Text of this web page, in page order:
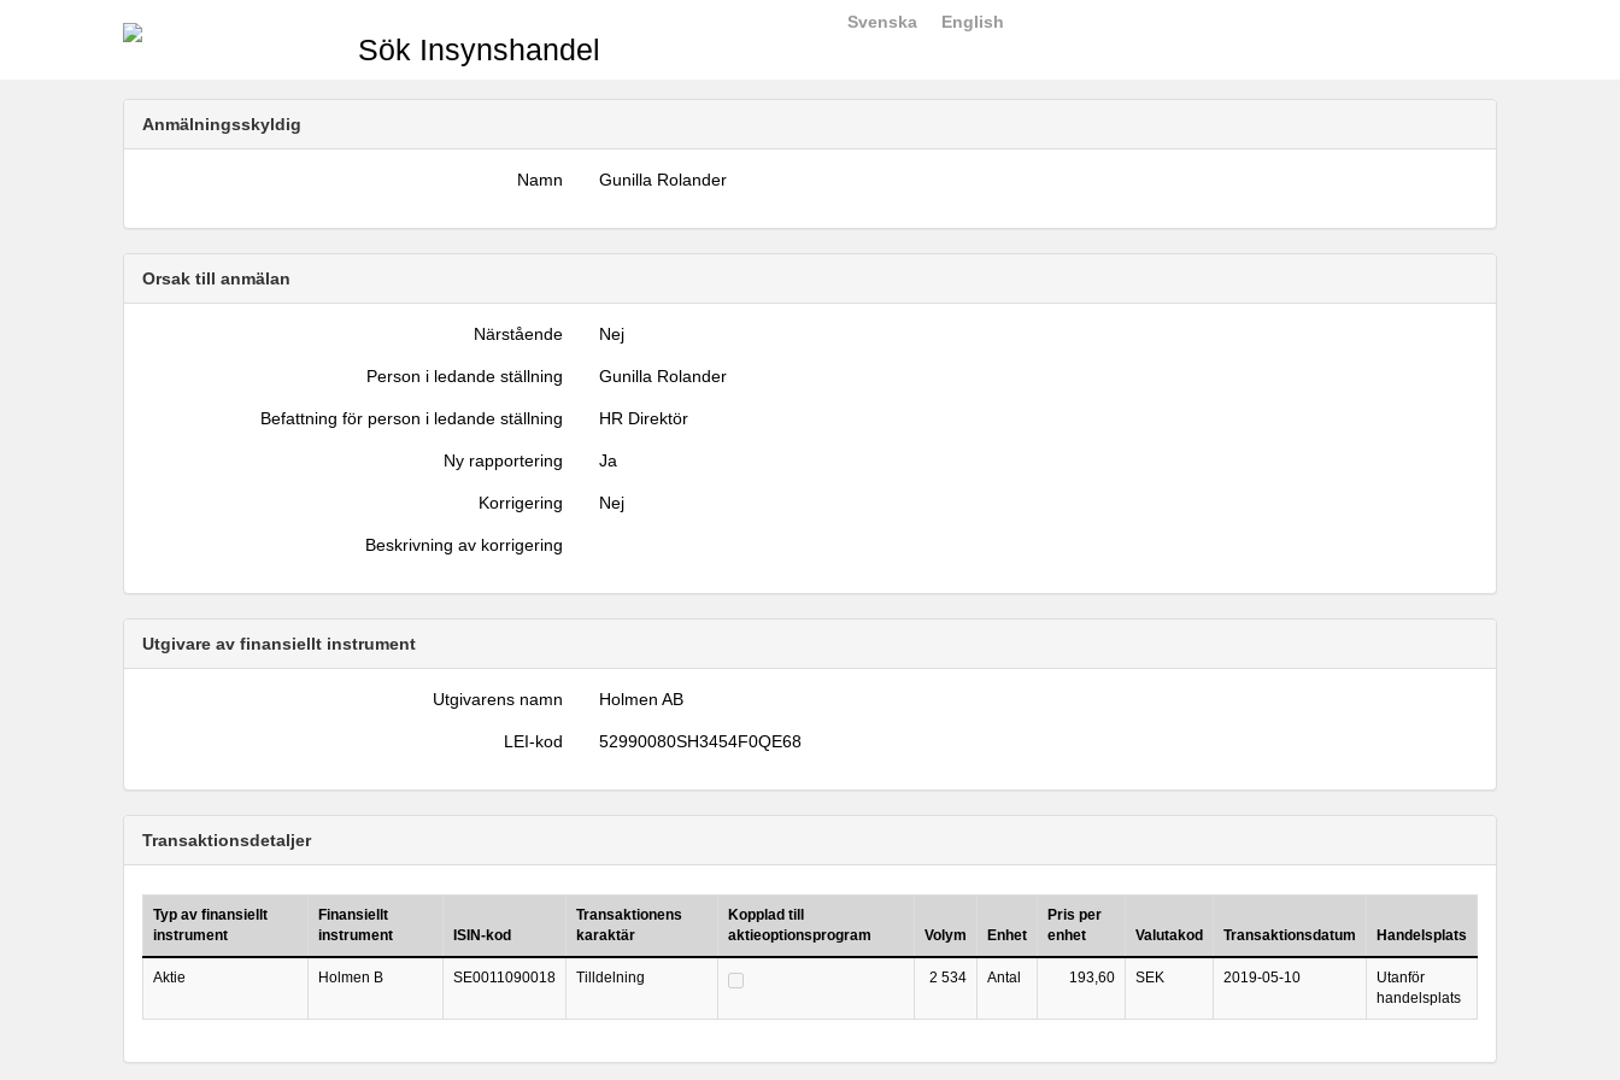
Sök Insynshandel
Svenska English
Anmälningsskyldig
Namn Gunilla Rolander
Orsak till anmälan
Närstående Nej
Person i ledande ställning Gunilla Rolander
Befattning för person i ledande ställning HR Direktör
Ny rapportering Ja
Korrigering Nej
Beskrivning av korrigering
Utgivare av finansiellt instrument
Utgivarens namn Holmen AB
LEI-kod 52990080SH3454F0QE68
Transaktionsdetaljer
Typ av finansiellt
instrument
Finansiellt
instrument
ISIN-kod
Transaktionens
karaktär
Kopplad till
aktieoptionsprogram
Volym Enhet
Pris per
enhet
Valutakod Transaktionsdatum Handelsplats
Aktie Holmen B SE0011090018 Tilldelning 2 534 Antal 193,60 SEK 2019-05-10
Utanför
handelsplats